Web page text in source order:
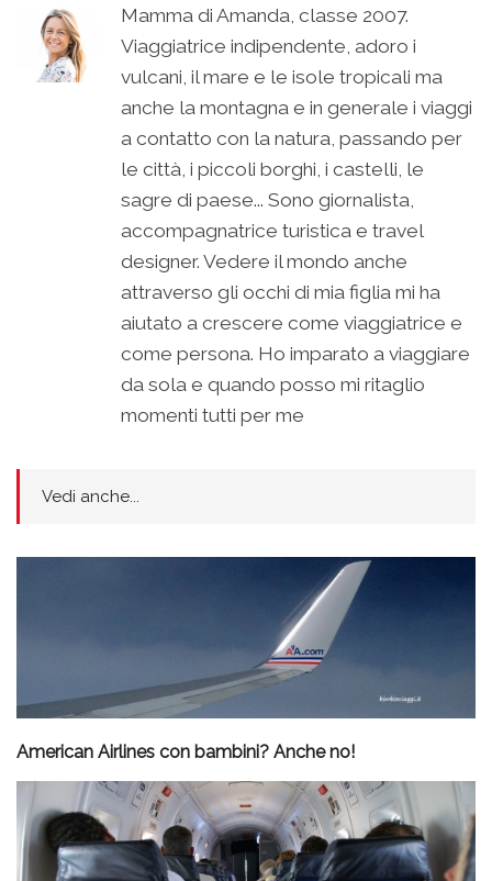
Mamma di Amanda, classe 2007.
Viaggiatrice indipendente, adoro i
vulcani, il mare e le isole tropicali ma
anche la montagna e in generale i viaggi
a contatto con la natura, passando per
le città, i piccoli borghi, i castelli, le
sagre di paese... Sono giornalista,
accompagnatrice turistica e travel
designer. Vedere il mondo anche
attraverso gli occhi di mia figlia mi ha
aiutato a crescere come viaggiatrice e
come persona. Ho imparato a viaggiare
da sola e quando posso mi ritaglio
momenti tutti per me
Vedi anche...
American Airlines con bambini? Anche no!